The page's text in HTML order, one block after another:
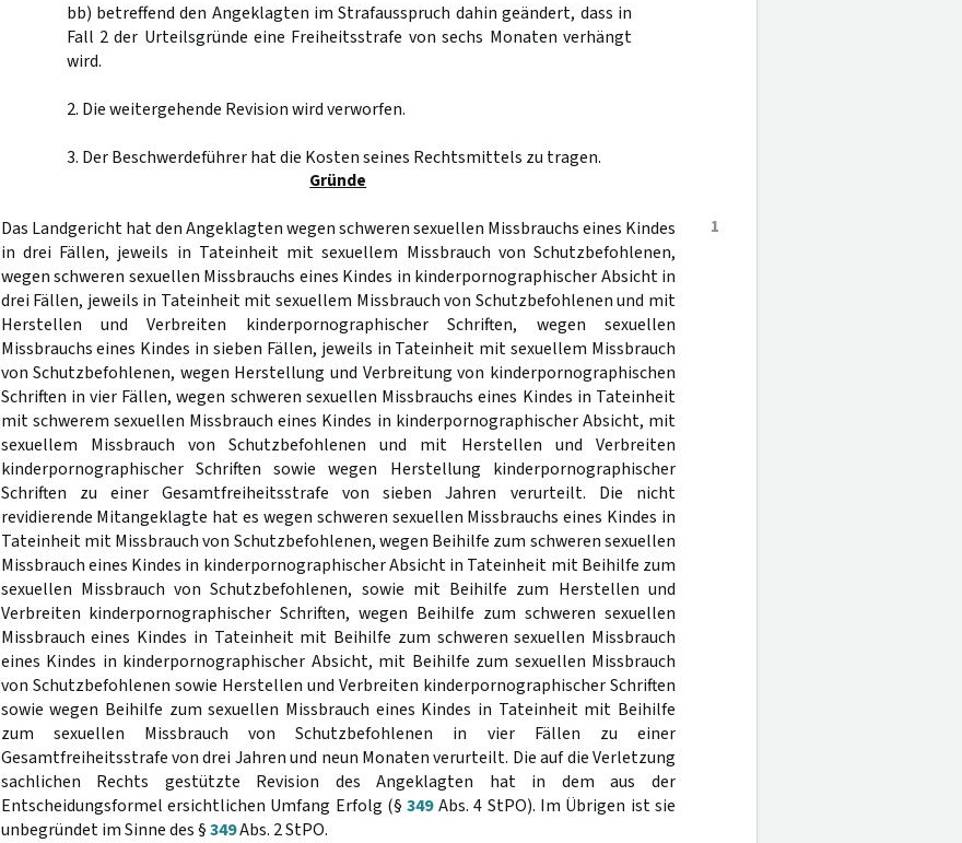
bb) betreffend den Angeklagten im Strafausspruch dahin geändert, dass in
Fall 2 der Urteilsgründe eine Freiheitsstrafe von sechs Monaten verhängt
wird.
2. Die weitergehende Revision wird verworfen.
3. Der Beschwerdeführer hat die Kosten seines Rechtsmittels zu tragen.
Gründe
1
Das Landgericht hat den Angeklagten wegen schweren sexuellen Missbrauchs eines Kindes
in drei Fällen, jeweils in Tateinheit mit sexuellem Missbrauch von Schutzbefohlenen,
wegen schweren sexuellen Missbrauchs eines Kindes in kinderpornographischer Absicht in
drei Fällen, jeweils in Tateinheit mit sexuellem Missbrauch von Schutzbefohlenen und mit
Herstellen und Verbreiten kinderpornographischer Schriften, wegen sexuellen
Missbrauchs eines Kindes in sieben Fällen, jeweils in Tateinheit mit sexuellem Missbrauch
von Schutzbefohlenen, wegen Herstellung und Verbreitung von kinderpornographischen
Schriften in vier Fällen, wegen schweren sexuellen Missbrauchs eines Kindes in Tateinheit
mit schwerem sexuellen Missbrauch eines Kindes in kinderpornographischer Absicht, mit
sexuellem Missbrauch von Schutzbefohlenen und mit Herstellen und Verbreiten
kinderpornographischer Schriften sowie wegen Herstellung kinderpornographischer
Schriften zu einer Gesamtfreiheitsstrafe von sieben Jahren verurteilt. Die nicht
revidierende Mitangeklagte hat es wegen schweren sexuellen Missbrauchs eines Kindes in
Tateinheit mit Missbrauch von Schutzbefohlenen, wegen Beihilfe zum schweren sexuellen
Missbrauch eines Kindes in kinderpornographischer Absicht in Tateinheit mit Beihilfe zum
sexuellen Missbrauch von Schutzbefohlenen, sowie mit Beihilfe zum Herstellen und
Verbreiten kinderpornographischer Schriften, wegen Beihilfe zum schweren sexuellen
Missbrauch eines Kindes in Tateinheit mit Beihilfe zum schweren sexuellen Missbrauch
eines Kindes in kinderpornographischer Absicht, mit Beihilfe zum sexuellen Missbrauch
von Schutzbefohlenen sowie Herstellen und Verbreiten kinderpornographischer Schriften
sowie wegen Beihilfe zum sexuellen Missbrauch eines Kindes in Tateinheit mit Beihilfe
zum sexuellen Missbrauch von Schutzbefohlenen in vier Fällen zu einer
Gesamtfreiheitsstrafe von drei Jahren und neun Monaten verurteilt. Die auf die Verletzung
sachlichen Rechts gestützte Revision des Angeklagten hat in dem aus der
Entscheidungsformel ersichtlichen Umfang Erfolg (§349Abs. 4 StPO). Im Übrigen ist sie
unbegründet im Sinne des §349Abs. 2 StPO.